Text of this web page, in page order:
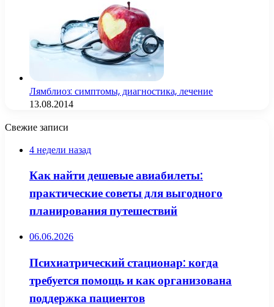
Лямблиоз: симптомы, диагностика, лечение
13.08.2014
Свежие записи
4 недели назад
Как найти дешевые авиабилеты:
практические советы для выгодного
планирования путешествий
06.06.2026
Психиатрический стационар: когда
требуется помощь и как организована
поддержка пациентов